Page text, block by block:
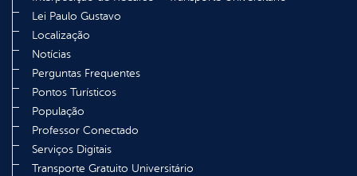
Lei Paulo Gustavo
Localização
Notícias
Perguntas Frequentes
Pontos Turísticos
População
Professor Conectado
Serviços Digitais
Transporte Gratuito Universitário